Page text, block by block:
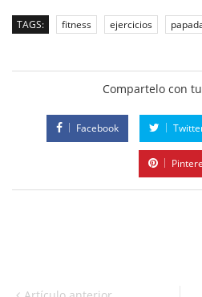
TAGS: fitness ejercicios
Compartelo con
Facebook